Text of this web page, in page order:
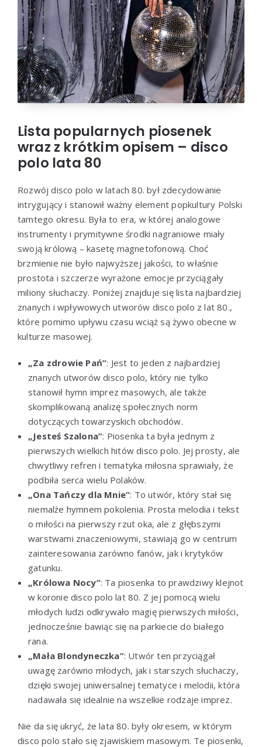
Lista popularnych piosenek
wraz z krótkim opisem – disco
polo lata 80
Rozwój disco polo w latach 80. był zdecydowanie
intrygujący i stanowił ważny element popkultury Polski
tamtego okresu. Była to era, w której analogowe
instrumenty i prymitywne środki nagraniowe miały
swoją królową – kasetę magnetofonową. Choć
brzmienie nie było najwyższej jakości, to właśnie
prostota i szczerze wyrażone emocje przyciągały
miliony słuchaczy. Poniżej znajduje się lista najbardziej
znanych i wpływowych utworów disco polo z lat 80.,
które pomimo upływu czasu wciąż są żywo obecne w
kulturze masowej.
„Za zdrowie Pań”: Jest to jeden z najbardziej
znanych utworów disco polo, który nie tylko
stanowił hymn imprez masowych, ale także
skomplikowaną analizę społecznych norm
dotyczących towarzyskich obchodów.
„Jesteś Szalona”: Piosenka ta była jednym z
pierwszych wielkich hitów disco polo. Jej prosty, ale
chwytliwy refren i tematyka miłosna sprawiały, że
podbiła serca wielu Polaków.
„Ona Tańczy dla Mnie”: To utwór, który stał się
niemalże hymnem pokolenia. Prosta melodia i tekst
o miłości na pierwszy rzut oka, ale z głębszymi
warstwami znaczeniowymi, stawiają go w centrum
zainteresowania zarówno fanów, jak i krytyków
gatunku.
„Królowa Nocy”: Ta piosenka to prawdziwy klejnot
w koronie disco polo lat 80. Z jej pomocą wielu
młodych ludzi odkrywało magię pierwszych miłości,
jednocześnie bawiąc się na parkiecie do białego
rana.
„Mała Blondyneczka”: Utwór ten przyciągał
uwagę zarówno młodych, jak i starszych słuchaczy,
dzięki swojej uniwersalnej tematyce i melodii, która
nadawała się idealnie na wszelkie rodzaje imprez.
Nie da się ukryć, że lata 80. były okresem, w którym
disco polo stało się zjawiskiem masowym. Te piosenki,